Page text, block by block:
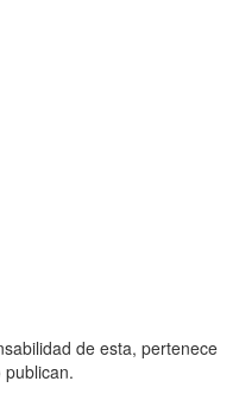
de esta, pertenece